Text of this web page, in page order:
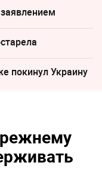
покинул Украину